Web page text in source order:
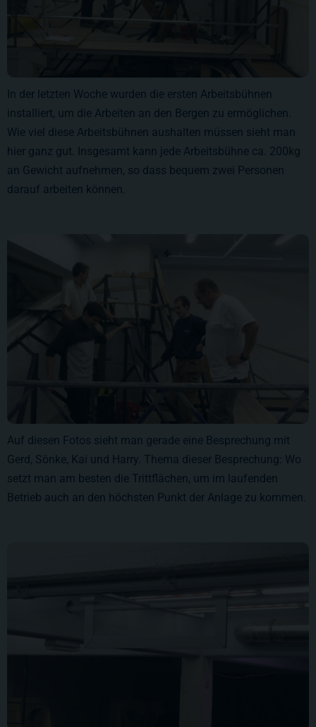
In der letzten Woche wurden die ersten Arbeitsbühnen
installiert, um die Arbeiten an den Bergen zu ermöglichen.
Wie viel diese Arbeitsbühnen aushalten müssen sieht man
hier ganz gut. Insgesamt kann jede Arbeitsbühne ca. 200kg
an Gewicht aufnehmen, so dass bequem zwei Personen
darauf arbeiten können.
Auf diesen Fotos sieht man gerade eine Besprechung mit
Gerd, Sönke, Kai und Harry. Thema dieser Besprechung: Wo
setzt man am besten die Trittflächen, um im laufenden
Betrieb auch an den höchsten Punkt der Anlage zu kommen.